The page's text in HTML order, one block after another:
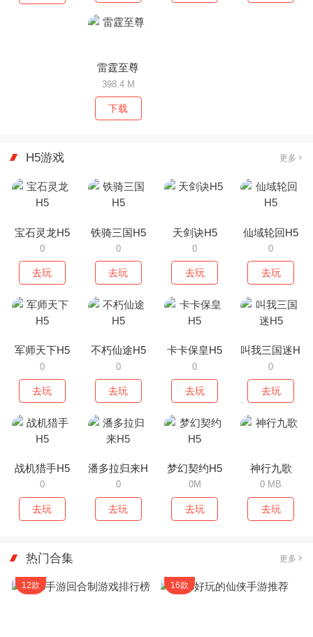
雷霆至尊
398.4 M
下载
H5游戏 更多
宝石灵龙H5
0
去玩
铁骑三国H5
0
去玩
天剑诀H5
0
去玩
仙域轮回H5
0
去玩
军师天下H5
0
去玩
不朽仙途H5
0
去玩
卡卡保皇H5
0
去玩
叫我三国迷H5
0
去玩
战机猎手H5
0
去玩
潘多拉归来H5
0
去玩
梦幻契约H5
0M
去玩
神行九歌
0 MB
去玩
热门合集 更多
12款 16款